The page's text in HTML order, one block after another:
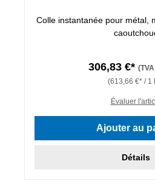
Colle instantanée pour métal,
306,83 €*
(613,66 €* / 1
Évaluer
Ajouter au
Détails